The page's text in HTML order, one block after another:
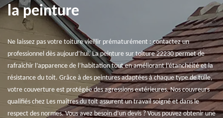
la peinture
Ne laissez pas votre toiture vieillir prématurément : contactez un
professionnel dès aujourd’hui. La peinture sur toiture 22230 permet de
rafraîchir l’apparence de l’habitation tout en améliorant l’étanchéité et la
résistance du toit. Grâce à des peintures adaptées à chaque type de tuile,
votre couverture est protégée des agressions extérieures. Nos couvreurs
qualifiés chez Les maîtres du toit assurent un travail soigné et dans le
respect des normes. Vous avez besoin d’un devis ? Vous pouvez obtenir une